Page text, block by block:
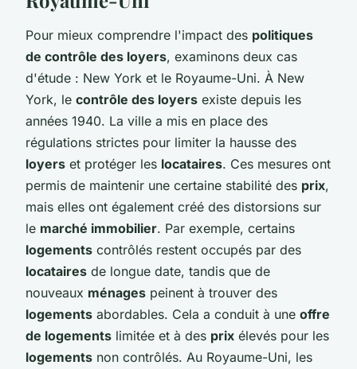
Pour mieux comprendre l'impact des politiques
de contrôle des loyers, examinons deux cas
d'étude : New York et le Royaume-Uni. À New
York, le contrôle des loyers existe depuis les
années 1940. La ville a mis en place des
régulations strictes pour limiter la hausse des
loyers et protéger les locataires. Ces mesures ont
permis de maintenir une certaine stabilité des prix,
mais elles ont également créé des distorsions sur
le marché immobilier. Par exemple, certains
logements contrôlés restent occupés par des
locataires de longue date, tandis que de
nouveaux ménages peinent à trouver des
logements abordables. Cela a conduit à une offre
de logements limitée et à des prix élevés pour les
logements non contrôlés. Au Royaume-Uni, les